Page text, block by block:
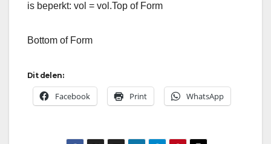
is beperkt: vol = vol.Top of Form
Bottom of Form
Dit delen:
Facebook Print WhatsApp